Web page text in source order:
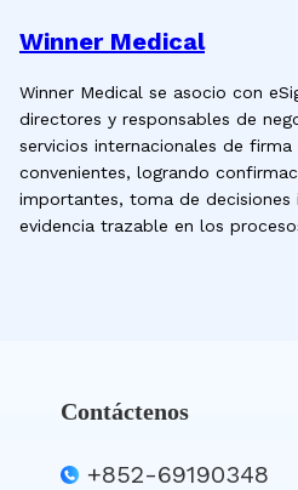
Winner Medical
Winner Medical se asocio con
directores y responsables de
servicios internacionales de
convenientes, logrando
importantes, toma de decisiones
evidencia trazable en los
Contáctenos
+852-69190348